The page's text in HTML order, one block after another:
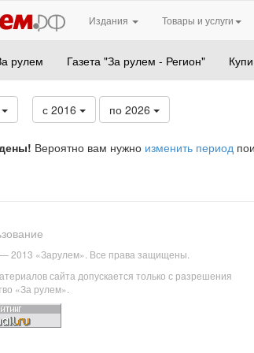
Издания Товары и услуги
рулем Газета "За рулем - Регион"
с 2016 по 2026
Вероятно вам нужно изменить период
2013 «Зарулем». Все права защищены.
сайта допускается только с разрешения
«За рулем».